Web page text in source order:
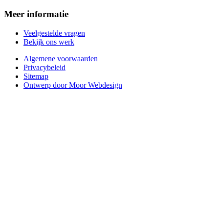
Meer informatie
Veelgestelde vragen
Bekijk ons werk
Algemene voorwaarden
Privacybeleid
Sitemap
Ontwerp door Moor Webdesign